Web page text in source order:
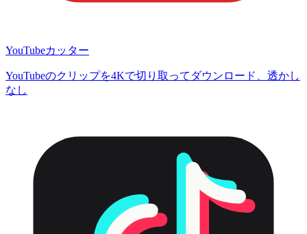
YouTubeカッター
YouTubeのクリップを4Kで切り取ってダウンロード、透かし
なし